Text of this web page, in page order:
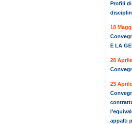
Profili
18
E LA
28
23
appalti